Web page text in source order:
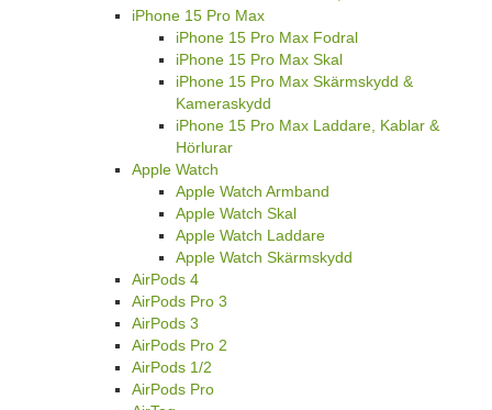
iPhone 15 Pro Max
iPhone 15 Pro Max Fodral
iPhone 15 Pro Max Skal
iPhone 15 Pro Max Skärmskydd &
Kameraskydd
iPhone 15 Pro Max Laddare, Kablar &
Hörlurar
Apple Watch
Apple Watch Armband
Apple Watch Skal
Apple Watch Laddare
Apple Watch Skärmskydd
AirPods 4
AirPods Pro 3
AirPods 3
AirPods Pro 2
AirPods 1/2
AirPods Pro